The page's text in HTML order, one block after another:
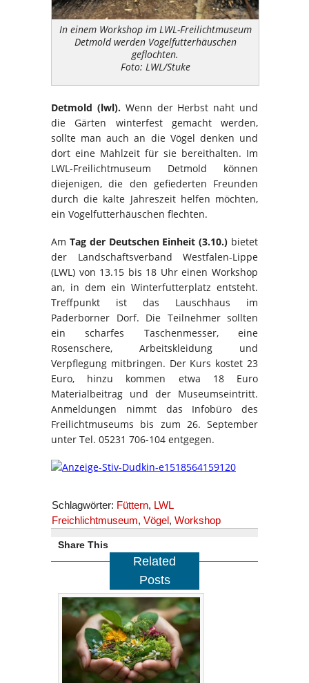
In einem Workshop im LWL-Freilichtmuseum
Detmold werden Vogelfutterhäuschen
geflochten.
Foto: LWL/Stuke
Detmold (lwl).Wenn der Herbst naht und
die Gärten winterfest gemacht werden,
sollte man auch an die Vögel denken und
dort eine Mahlzeit für sie bereithalten. Im
LWL-Freilichtmuseum Detmold können
diejenigen, die den gefiederten Freunden
durch die kalte Jahreszeit helfen möchten,
ein Vogelfutterhäuschen flechten.
Am Tag der Deutschen Einheit (3.10.) bietet
der Landschaftsverband Westfalen-Lippe
(LWL) von 13.15 bis 18 Uhr einen Workshop
an, in dem ein Winterfutterplatz entsteht.
Treffpunkt ist das Lauschhaus im
Paderborner Dorf. Die Teilnehmer sollten
ein scharfes Taschenmesser, eine
Rosenschere, Arbeitskleidung und
Verpflegung mitbringen. Der Kurs kostet 23
Euro, hinzu kommen etwa 18 Euro
Materialbeitrag und der Museumseintritt.
Anmeldungen nimmt das Infobüro des
Freilichtmuseums bis zum 26. September
unter Tel. 05231 706-104 entgegen.
Schlagwörter: Füttern, LWL
Freichlichtmuseum, Vögel, Workshop
Share This
Related
Posts